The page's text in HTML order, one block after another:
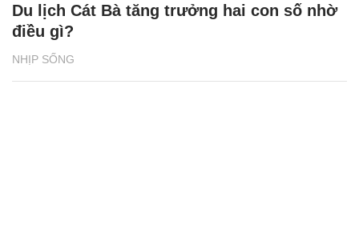
NHỊP SỐNG
Du lịch Cát Bà tăng trưởng hai con số nhờ
điều gì?